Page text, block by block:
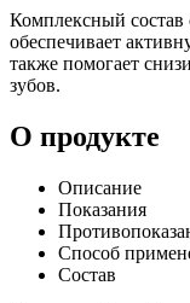
Комплексный состав
обеспечивает
также помогает
зубов.
О продукте
Описание
Показания
Способ
Состав